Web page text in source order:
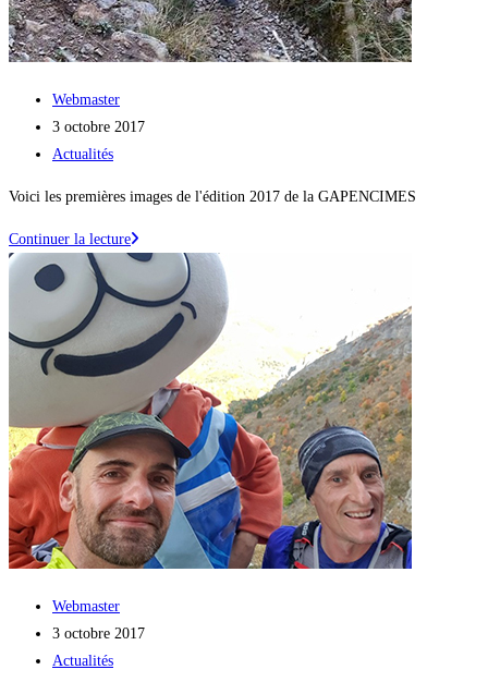
Auteur/autrice
de
la
Webmaster
Publication
publiée :
3 octobre 2017
Post
Actualités
Voici les premières images de l'édition 2017 de la GAPENCIMES
Continuer la lectureLes
premières
images
la
Gapencimes
Auteur/autrice
de
la
Webmaster
Publication
publiée :
3 octobre 2017
Post
Actualités